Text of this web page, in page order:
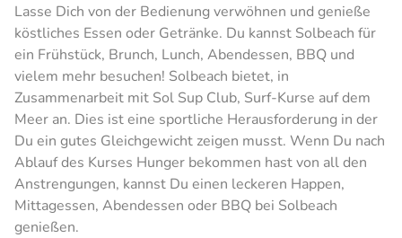
Lasse Dich von der Bedienung verwöhnen und genieße
köstliches Essen oder Getränke. Du kannst Solbeach für
ein Frühstück, Brunch, Lunch, Abendessen, BBQ und
vielem mehr besuchen! Solbeach bietet, in
Zusammenarbeit mit Sol Sup Club, Surf-Kurse auf dem
Meer an. Dies ist eine sportliche Herausforderung in der
Du ein gutes Gleichgewicht zeigen musst. Wenn Du nach
Ablauf des Kurses Hunger bekommen hast von all den
Anstrengungen, kannst Du einen leckeren Happen,
Mittagessen, Abendessen oder BBQ bei Solbeach
genießen.